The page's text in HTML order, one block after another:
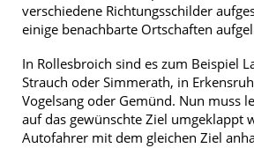
verschiedene Richtungsschilder
einige benachbarte Ortschaften
In Rollesbroich sind es zum Beispiel
Strauch oder Simmerath, in
Vogelsang oder Gemünd. Nun muss
auf das gewünschte Ziel umgeklappt
Autofahrer mit dem gleichen Ziel